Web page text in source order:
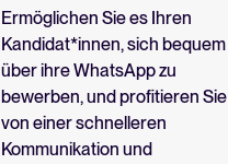
Ermöglichen Sie es Ihren
Kandidat*innen, sich bequem
über ihre WhatsApp zu
bewerben, und profitieren Sie
von einer schnelleren
Kommunikation und